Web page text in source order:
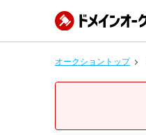
オークショントップ